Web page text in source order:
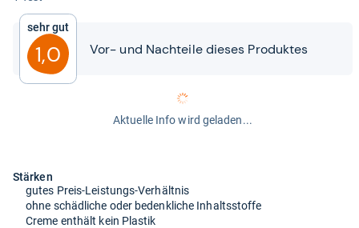
Sehr gut
1,0 Vor-​​ und Nach­teile die­ses Pro­duk­tes
Aktuelle Info wird geladen...
Stärken
gutes Preis-Leistungs-Verhältnis
ohne schädliche oder bedenkliche Inhaltsstoffe
Creme enthält kein Plastik